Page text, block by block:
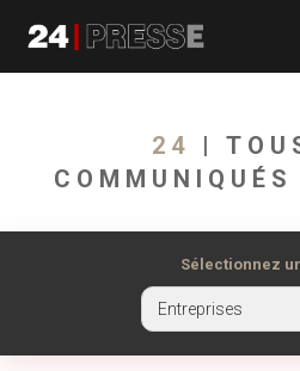
presse
24
|
Sélectionnez
Entreprises